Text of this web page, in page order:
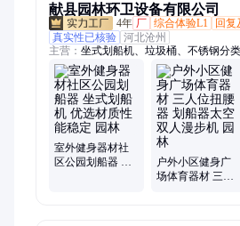
献县园林环卫设备有限公司
4年 厂 综合体验L1 回复
真实性已核验 河北沧州
主营： 坐式划船机、垃圾桶、不锈钢分
室外健身器材社
区公园划船器 坐
户外小区健身广
场体育器材 三人